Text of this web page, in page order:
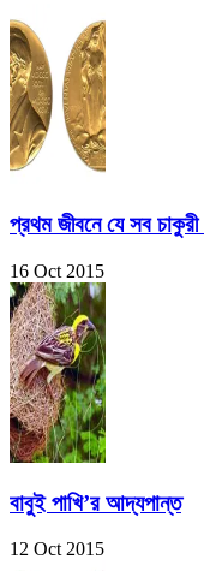
প্রথম জীবনে যে সব
16 Oct 2015
বাবুই পাখি’র আদ্যপান্ত
12 Oct 2015